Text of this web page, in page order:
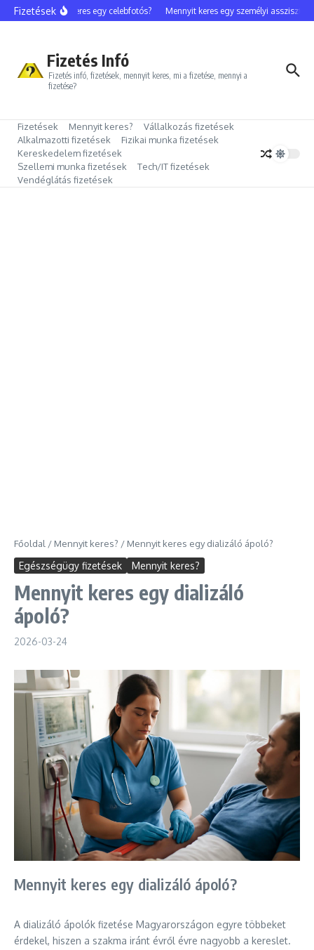
Ugrás a tartalomhoz
Fizetések
Mennyit keres egy celebfotós? Mennyit keres egy személyi asszisztens?
Fizetés Infó
Fizetés infó, fizetések, mennyit keres, mi a fizetése, mennyi a
fizetése?
Fizetések Mennyit keres?
Vállalkozás fizetések
Alkalmazotti fizetések
Fizikai munka fizetések
Kereskedelem fizetések
Szellemi munka fizetések
Tech/IT fizetések
Vendéglátás fizetések
Főoldal / Mennyit keres? / Mennyit keres egy dializáló ápoló?
Egészségügy fizetések Mennyit keres?
Mennyit keres egy dializáló
ápoló?
2026-03-24
Mennyit keres egy dializáló ápoló?
A dializáló ápolók fizetése Magyarországon egyre többeket
érdekel, hiszen a szakma iránt évről évre nagyobb a kereslet.